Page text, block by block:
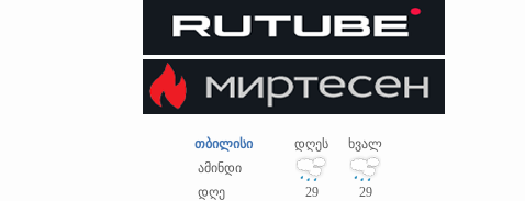
თბილისი დღეს
ხვალ
ამინდი
დღე
29
29